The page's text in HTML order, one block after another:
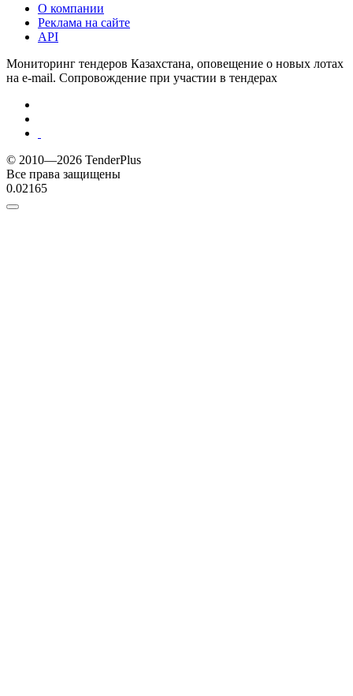
О компании
Реклама на сайте
API
Мониторинг тендеров Казахстана, оповещение о новых лотах
на e-mail. Сопровождение при участии в тендерах
© 2010—2026 TenderPlus
Все права защищены
0.02165